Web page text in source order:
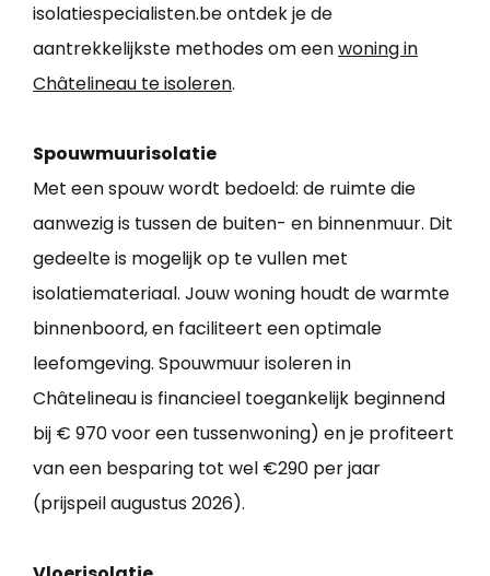
isolatiespecialisten.be ontdek je de
aantrekkelijkste methodes om eenwoning in
Châtelineau te isoleren.
Spouwmuurisolatie
Met een spouw wordt bedoeld: de ruimte die
aanwezig is tussen de buiten- en binnenmuur. Dit
gedeelte is mogelijk op te vullen met
isolatiemateriaal. Jouw woning houdt de warmte
binnenboord, en faciliteert een optimale
leefomgeving. Spouwmuur isoleren in
Châtelineau is financieel toegankelijk beginnend
bij € 970 voor een tussenwoning) en je profiteert
van een besparing tot wel €290 per jaar
(prijspeil augustus 2026).